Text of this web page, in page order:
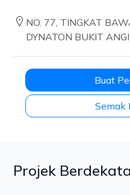
NO. 77, TINGKAT
DYNATON BUKIT
Buat
Semak
Projek